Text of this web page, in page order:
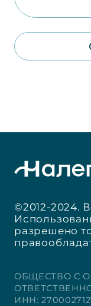
©2012-2024.
разрешено
ОБЩЕСТВО С
ИНН: